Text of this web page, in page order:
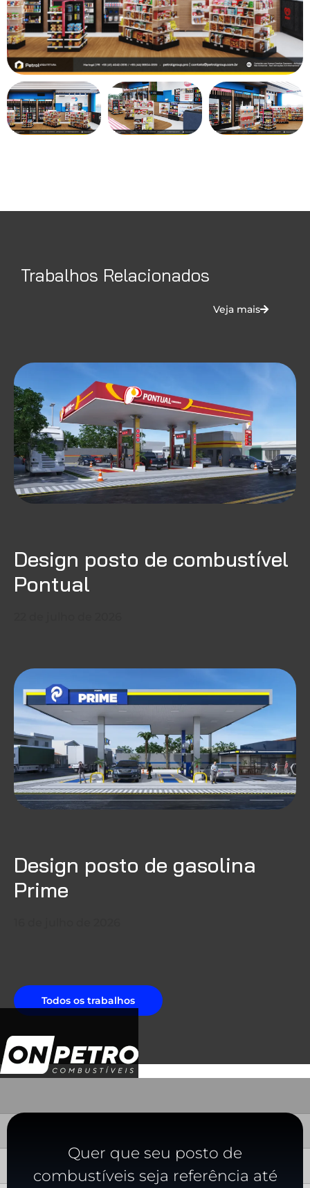
Trabalhos Relacionados
Veja mais
Design posto de combustível
Pontual
Design posto de gasolina
Prime
Todos os trabalhos
Quer que seu posto de
combustíveis seja referência até